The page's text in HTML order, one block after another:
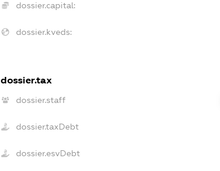
dossier.capital:
dossier.kveds:
dossier.tax
dossier.staff
dossier.taxDebt
dossier.esvDebt